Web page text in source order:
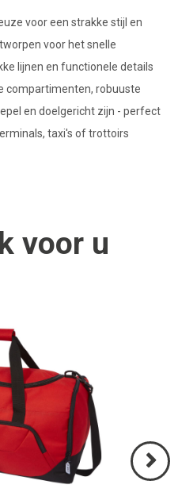
voor een strakke stijl en
voor het snelle
lijnen en functionele details
compartimenten, robuuste
en doelgericht zijn - perfect
taxi's of trottoirs
voor u